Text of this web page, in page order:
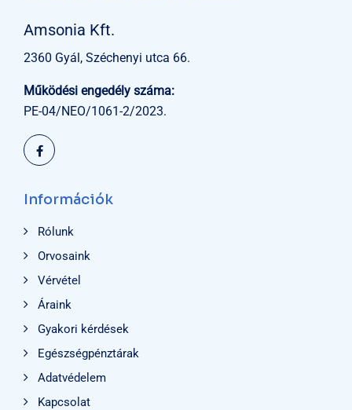
Amsonia Kft.
2360 Gyál, Széchenyi utca 66.
Működési engedély száma:
PE-04/NEO/1061-2/2023.
Információk
Rólunk
Orvosaink
Vérvétel
Áraink
Gyakori kérdések
Egészségpénztárak
Adatvédelem
Kapcsolat